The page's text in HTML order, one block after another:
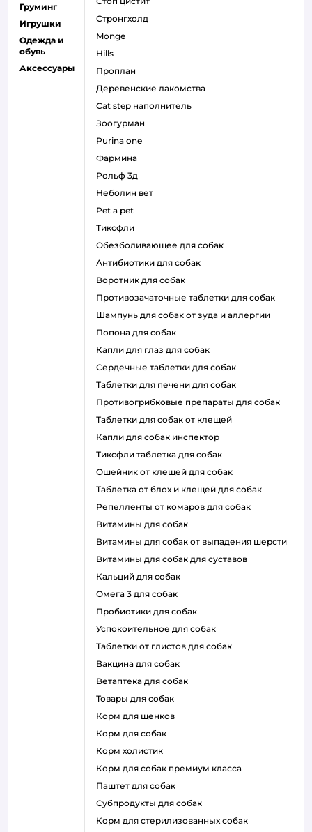
Груминг
Игрушки
Одежда и
обувь
Аксессуары
стронгхолд
monge
hills
проплан
деревенские лакомства
cat step наполнитель
зоогурман
purina one
фармина
рольф 3д
неболин вет
pet a pet
тиксфли
обезболивающее для собак
антибиотики для собак
воротник для собак
противозачаточные таблетки для собак
шампунь для собак от зуда и аллергии
попона для собак
капли для глаз для собак
сердечные таблетки для собак
таблетки для печени для собак
противогрибковые препараты для собак
таблетки для собак от клещей
капли для собак инспектор
тиксфли таблетка для собак
ошейник от клещей для собак
таблетка от блох и клещей для собак
репелленты от комаров для собак
витамины для собак
витамины для собак от выпадения шерсти
витамины для собак для суставов
кальций для собак
омега 3 для собак
пробиотики для собак
успокоительное для собак
таблетки от глистов для собак
вакцина для собак
ветаптека для собак
товары для собак
корм для щенков
корм для собак
корм холистик
корм для собак премиум класса
паштет для собак
субпродукты для собак
корм для стерилизованных собак